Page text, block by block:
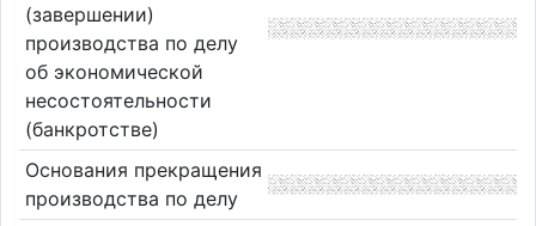
(завершении)
производства по делу
об экономической
несостоятельности
(банкротстве)
Основания прекращения
производства по делу